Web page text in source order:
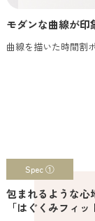
モダンな曲線が印
曲線を描いた時間割
Spec ①
包まれるような心
「はぐくみフィッ